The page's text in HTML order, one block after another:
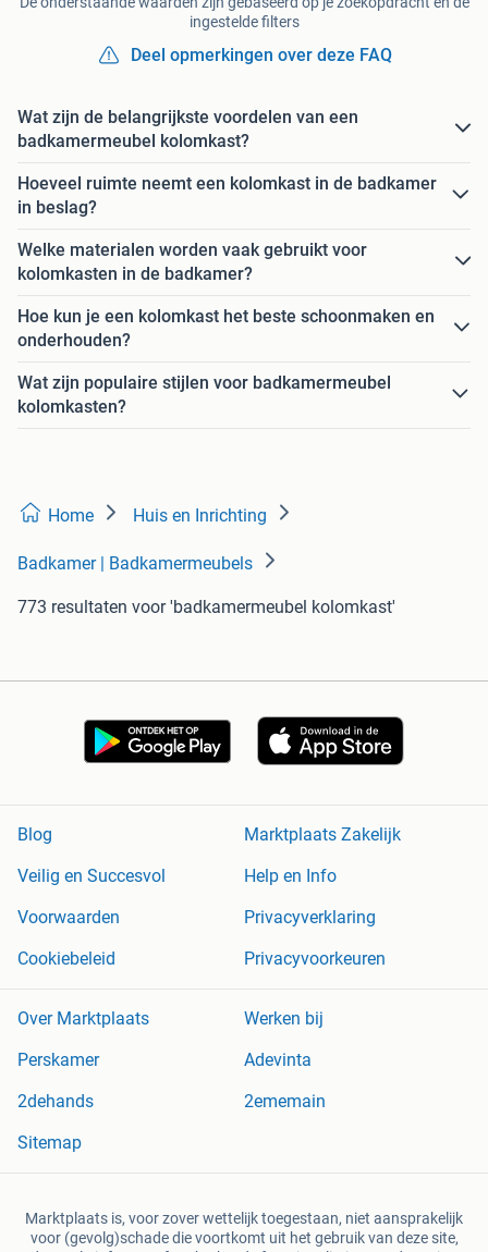
ingestelde filters
Deel opmerkingen over deze FAQ
Wat zijn de belangrijkste voordelen van een
badkamermeubel kolomkast?
Hoeveel ruimte neemt een kolomkast in de badkamer
in beslag?
Welke materialen worden vaak gebruikt voor
kolomkasten in de badkamer?
Hoe kun je een kolomkast het beste schoonmaken en
onderhouden?
Wat zijn populaire stijlen voor badkamermeubel
kolomkasten?
Home Huis en Inrichting
Badkamer | Badkamermeubels
773 resultaten voor 'badkamermeubel kolomkast'
Blog
Marktplaats Zakelijk
Veilig en Succesvol
Help en Info
Voorwaarden
Privacyverklaring
Cookiebeleid
Privacyvoorkeuren
Over Marktplaats
Werken bij
Perskamer
Adevinta
2dehands
2ememain
Sitemap
Marktplaats is, voor zover wettelijk toegestaan, niet aansprakelijk
voor (gevolg)schade die voortkomt uit het gebruik van deze site,